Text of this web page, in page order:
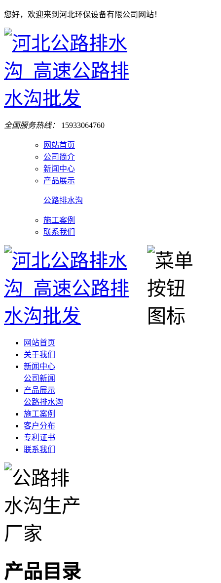
您好，欢迎来到河北环保设备有限公司网站！
全国服务热线： 15933064760
网站首页
公司简介
新闻中心
产品展示
公路排水沟
施工案例
联系我们
网站首页
关于我们
新闻中心
公司新闻
产品展示
公路排水沟
施工案例
客户分布
专利证书
联系我们
产品目录